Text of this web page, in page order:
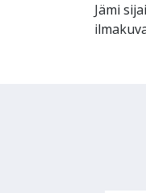
Jämi